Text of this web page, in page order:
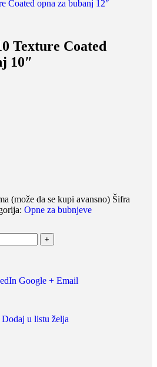
Coated opna za bubanj 12″
Texture Coated
10″
(može da se kupi avansno) Šifra
Opne za bubnjeve
+
Google + Email
Dodaj u listu želja